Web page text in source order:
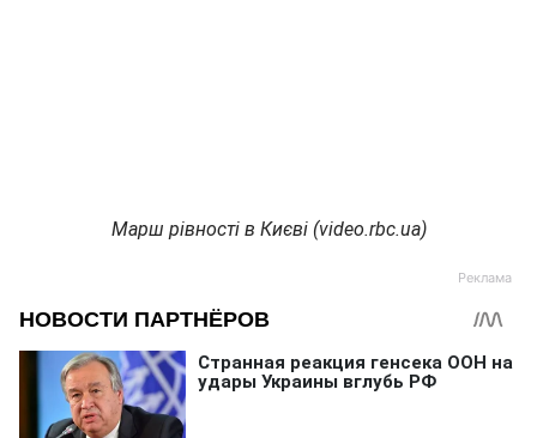
Марш рівності в Києві (video.rbc.ua)